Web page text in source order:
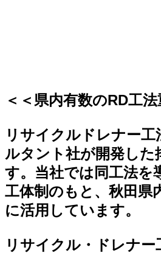
＜＜県内有数のRD工
リサイクルドレナー工
ルタント社が開発した
す。当社では同工法を
工体制のもと、秋田県
に活用しています。
リサイクル・ドレナー